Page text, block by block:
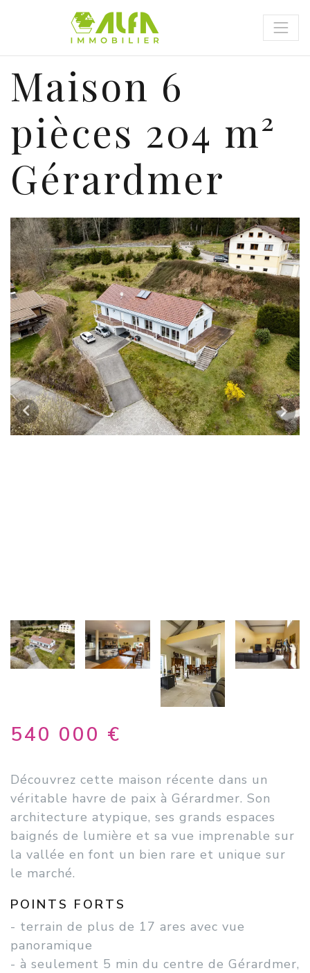
Maison 6
pièces 204 m²
Gérardmer
540 000 €
Découvrez cette maison récente dans un
véritable havre de paix à Gérardmer. Son
architecture atypique, ses grands espaces
baignés de lumière et sa vue imprenable sur
la vallée en font un bien rare et unique sur
le marché.
POINTS FORTS
- terrain de plus de 17 ares avec vue
panoramique
- à seulement 5 min du centre de Gérardmer,